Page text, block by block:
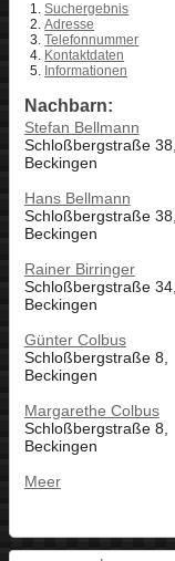
Suchergebnis
Adresse
Telefonnummer
Kontaktdaten
Informationen
Nachbarn:
Stefan Bellmann
Schloßbergstraße 38,
Beckingen
Hans Bellmann
Schloßbergstraße 38,
Beckingen
Rainer Birringer
Schloßbergstraße 34,
Beckingen
Günter Colbus
Schloßbergstraße 8,
Beckingen
Margarethe Colbus
Schloßbergstraße 8,
Beckingen
Meer